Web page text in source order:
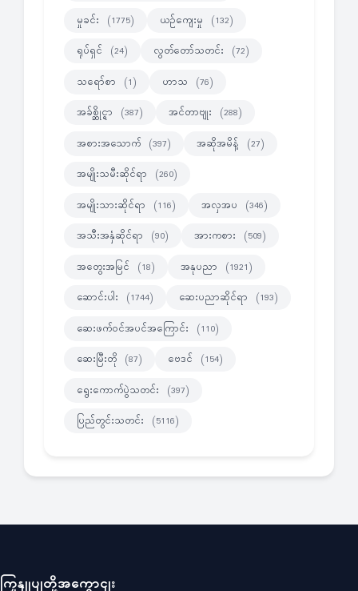
မှုခင်း (1775) ယဉ်ကျေးမှု (132)
ရုပ်ရှင် (24) လွတ်တော်သတင်း (72)
သရော်စာ (1) ဟာသ (76)
အခ်စ္ဆိုင္ရာ (387) အင်တာဗျုး (288)
အစားအသောက် (397) အဆိုအမိန့် (27)
အမျိုးသမီးဆိုင်ရာ (260)
အမျိုးသားဆိုင်ရာ (116) အလှအပ (346)
အသီးအနှံဆိုင်ရာ (90) အားကစား (509)
အတွေးအမြင် (18) အနုပညာ (1921)
ဆောင်းပါး (1744) ဆေးပညာဆိုင်ရာ (193)
ဆေးဖက်ဝင်အပင်အကြောင်း (110)
ဆေးမြီးတို (87) ဗေဒင် (154)
ရွေးကောက်ပွဲသတင်း (397)
ပြည်တွင်းသတင်း (5116)
ကြှနျုပျတို့အကွောငျး